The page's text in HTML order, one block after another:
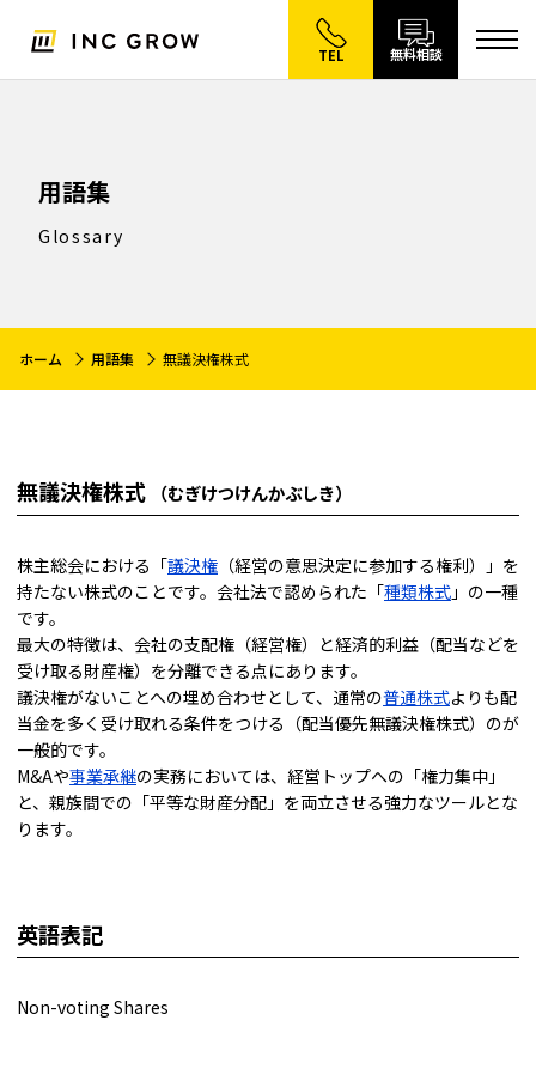
TEL 無料相談
用語集
Glossary
ホーム 用語集 無議決権株式
無議決権株式 （むぎけつけんかぶしき）
株主総会における「議決権 （経営の意思決定に参加する権利）」を
持たない株式のことです。会社法で認められた「種類株式 」の一種
です。
最大の特徴は、会社の支配権（経営権）と経済的利益（配当などを
受け取る財産権）を分離できる点にあります。
議決権がないことへの埋め合わせとして、通常の普通株式よりも配
当金を多く受け取れる条件をつける（配当優先無議決権株式）のが
一般的です。
M&Aや事業承継の実務においては、経営トップへの「権力集中」
と、親族間での「平等な財産分配」を両立させる強力なツールとな
ります。
英語表記
Non-voting Shares